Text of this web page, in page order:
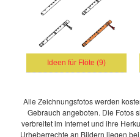
Ideen für Flöte (9)
Alle Zeichnungsfotos werden
Gebrauch angeboten. Die Fotos
verbreitet im Internet und ihre
Urheberrechte an Bildern liegen